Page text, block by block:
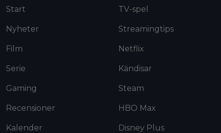
Start
Nyheter
Film
Serie
Gaming
Recensioner
Kalender
TV-spel
Streamingtips
Netflix
Kändisar
Steam
HBO Max
Disney Plus